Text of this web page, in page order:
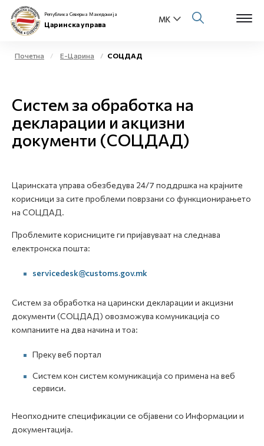
Бизнис заедница
Медиа центар
Контакт
Република Северна Македонија
Царинска управа
Почетна Е-Царина СОЦДАД
Систем за обработка на
декларации и акцизни
документи (СОЦДАД)
Царинската управа обезбедува 24/7 поддршка на крајните
корисници за сите проблеми поврзани со функционирањето
на СОЦДАД.
Проблемите корисниците ги пријавуваат на следнава
електронска пошта:
servicedesk@customs.gov.mk
Систем за обработка на царински декларации и акцизни
документи (СОЦДАД) овозможува комуникација со
компаниите на два начина и тоа:
Преку веб портал
Систем кон систем комуникација со примена на веб
сервиси.
Неопходните спецификации се објавени со Информации и
документација.